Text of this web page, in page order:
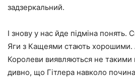
задзеркальний.
І знову у нас йде підміна понять.
Яги з Кащеями стають хорошими.
Королеви виявляються не
дивно, що Гітлера навколо